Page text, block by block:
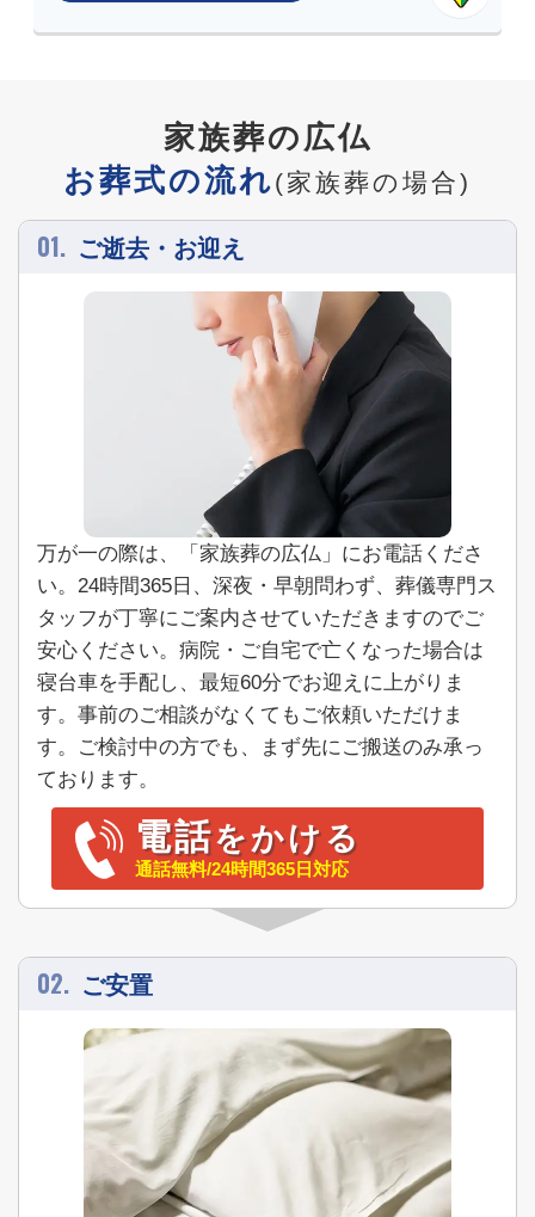
家族葬の広仏
お葬式の流れ(家族葬の場合)
01. ご逝去・お迎え
万が一の際は、「家族葬の広仏」にお電話くださ
い。 24時間365日、深夜・早朝問わず、葬儀専門ス
タッフが丁寧にご案内させていただきますのでご
安心ください。病院・ご自宅で亡くなった場合は
寝台車を手配し、最短60分でお迎えに上がりま
す。事前のご相談がなくてもご依頼いただけま
す。ご検討中の方でも、まず先にご搬送のみ承っ
ております。
電話をかける
通話無料/24時間365日対応
02. ご安置